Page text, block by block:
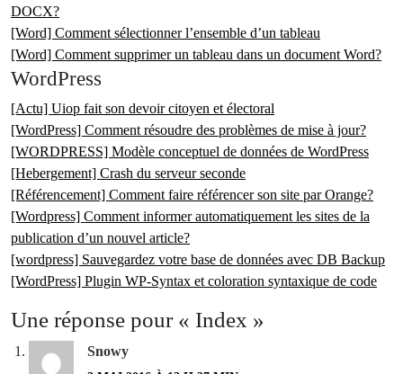
DOCX?
[Word] Comment sélectionner l’ensemble d’un tableau
[Word] Comment supprimer un tableau dans un document Word?
WordPress
[Actu] Uiop fait son devoir citoyen et électoral
[WordPress] Comment résoudre des problèmes de mise à jour?
[WORDPRESS] Modèle conceptuel de données de WordPress
[Hebergement] Crash du serveur seconde
[Référencement] Comment faire référencer son site par Orange?
[Wordpress] Comment informer automatiquement les sites de la
publication d’un nouvel article?
[wordpress] Sauvegardez votre base de données avec DB Backup
[WordPress] Plugin WP-Syntax et coloration syntaxique de code
Une réponse pour « Index »
Snowy